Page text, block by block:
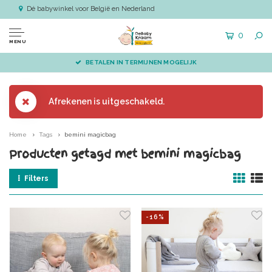
Dé babywinkel voor België en Nederland
MENU
0
BETALEN IN TERMIJNEN MOGELIJK
Afrekenen is uitgeschakeld.
Home Tags bemini magicbag
Producten getagd met bemini magicbag
Filters
-16%